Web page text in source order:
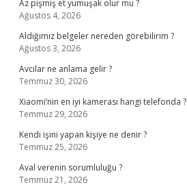
Az pişmiş et yumuşak olur mu ?
Ağustos 4, 2026
Aldığımız belgeler nereden görebilirim ?
Ağustos 3, 2026
Avcılar ne anlama gelir ?
Temmuz 30, 2026
Xiaomi’nin en iyi kamerası hangi telefonda ?
Temmuz 29, 2026
Kendi işini yapan kişiye ne denir ?
Temmuz 25, 2026
Aval verenin sorumluluğu ?
Temmuz 21, 2026